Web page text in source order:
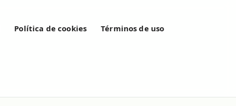
Política de cookies Términos de uso